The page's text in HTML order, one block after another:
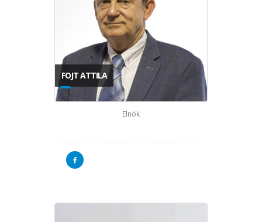
FOJT ATTILA
Elnök